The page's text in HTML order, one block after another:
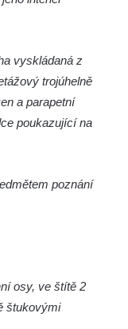
vyskládaná z
trojúhelně
a parapetní
poukazující na
poznání
osy, ve štítě 2
štukovými